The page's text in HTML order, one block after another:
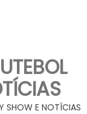
SHOW E NOTÍCIAS